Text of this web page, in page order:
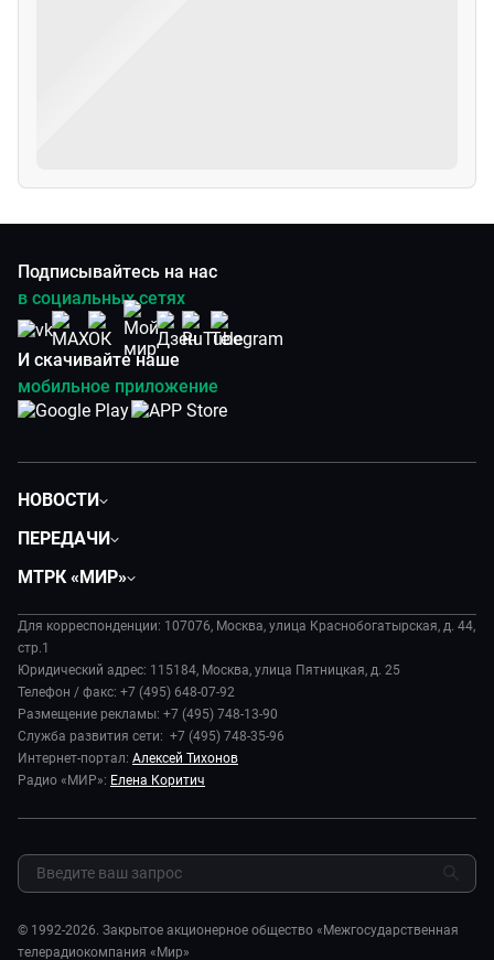
Подписывайтесь на нас
в социальных сетях
И скачивайте наше
мобильное приложение
НОВОСТИ
Экономика
Происшествия
В содружестве
В мире
Наука и технологии
Здоровье и медицина
Спорт
Шоу-бизнес
Стиль жизни
Сад и огород
ПЕРЕДАЧИ
Дела судебные
Диктор делает
Игра в кино
Игра в кино. Мультфильмы
Исторический детектив
Миллион за 5 минут
Мировое соглашение
Предварительный диагноз
МТРК «МИР»
История
Руководство
Новости компании
Пресса о нас
Карьера
Реклама
Закупки и тендеры
Обратная связь
Для корреспонденции: 107076, Москва, улица Краснобогатырская, д. 44,
стр.1
Юридический адрес: 115184, Москва, улица Пятницкая, д. 25
Телефон / факс: +7 (495) 648-07-92
Размещение рекламы: +7 (495) 748-13-90
Служба развития сети: +7 (495) 748-35-96
Интернет-портал: Алексей Тихонов
Радио «МИР»: Елена Коритич
© 1992-2026. Закрытое акционерное общество «Межгосударственная
телерадиокомпания «Мир»